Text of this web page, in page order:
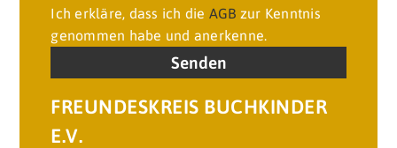
Ich erkläre, dass ich die AGB zur Kenntnis
genommen habe und anerkenne.
FREUNDESKREIS BUCHKINDER
E.V.